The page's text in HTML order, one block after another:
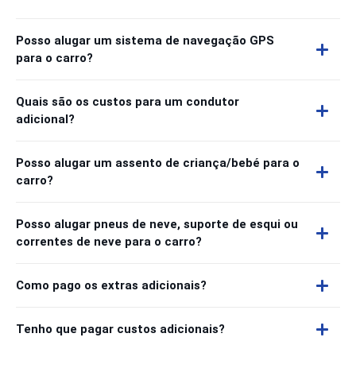
Posso alugar um sistema de navegação GPS
para o carro?
Quais são os custos para um condutor
adicional?
Posso alugar um assento de criança/bebé para o
carro?
Posso alugar pneus de neve, suporte de esqui ou
correntes de neve para o carro?
Como pago os extras adicionais?
Tenho que pagar custos adicionais?